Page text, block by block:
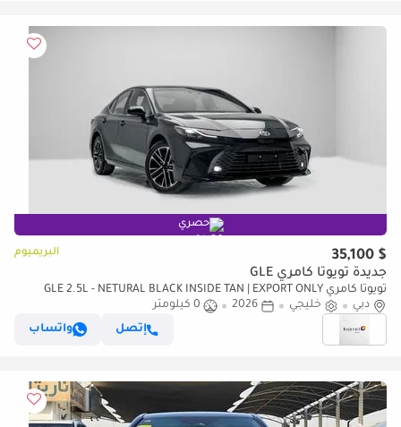
حصري
$ 35,100 البريميوم
جديدة تويوتا كامري GLE
تويوتا كامري GLE 2.5L - NETURAL BLACK INSIDE TAN | EXPORT ONLY
دبي
خليجي 2026
0 كيلومتر
إتصل
واتساب